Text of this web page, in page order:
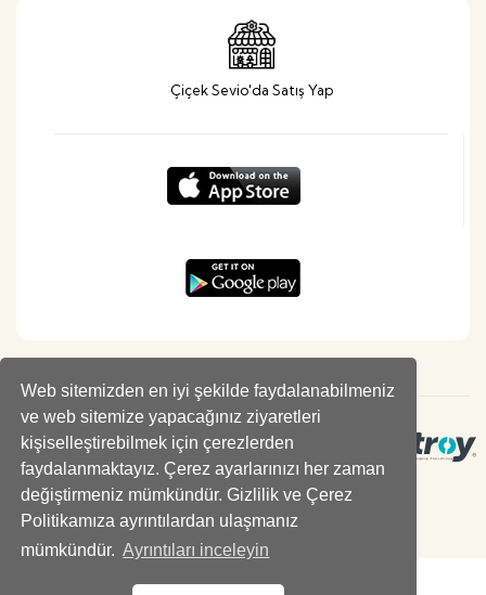
Web sitemizden en iyi şekilde faydalanabilmeniz
ve web sitemize yapacağınız ziyaretleri
kişiselleştirebilmek için çerezlerden
faydalanmaktayız. Çerez ayarlarınızı her zaman
değiştirmeniz mümkündür. Gizlilik ve Çerez
Politikamıza ayrıntılardan ulaşmanız
mümkündür. Ayrıntıları inceleyin
Çiçek Sevio'da Satış Yap